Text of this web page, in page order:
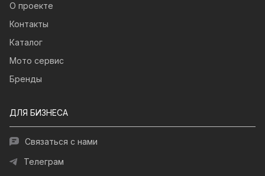
О проекте
Контакты
Каталог
Мото сервис
Бренды
ДЛЯ БИЗНЕСА
Связаться с нами
Телеграм